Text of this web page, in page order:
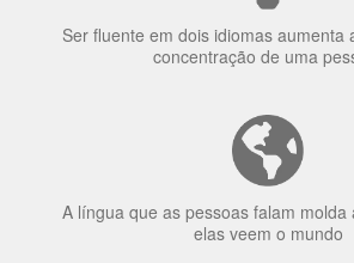
A língua que as pessoas falam molda
elas veem o mundo